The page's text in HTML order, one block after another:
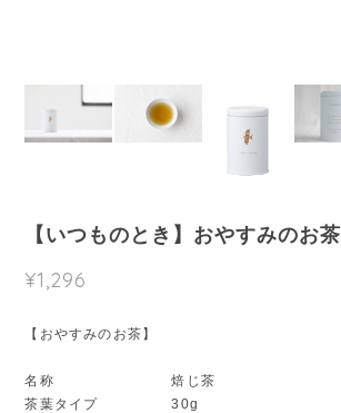
【いつものとき】おやすみのお茶
¥1,296
【おやすみのお茶】
名称 焙じ茶
茶葉タイプ 30g